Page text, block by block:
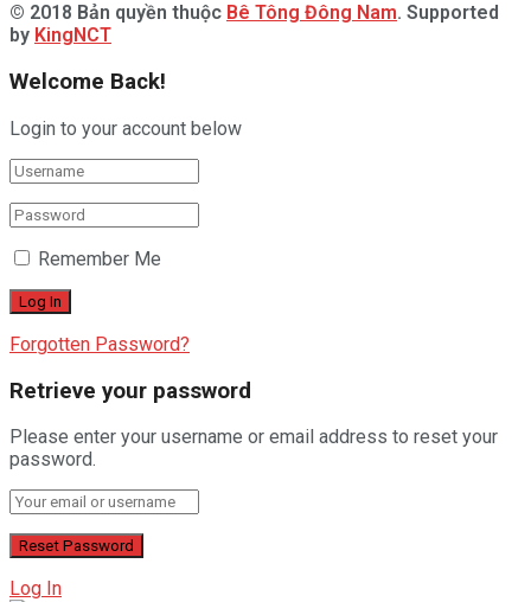
© 2018 Bản quyền thuộc Bê Tông Đông Nam. Supported
by KingNCT
Welcome Back!
Login to your account below
Remember Me
Forgotten Password?
Retrieve your password
Please enter your username or email address to reset your
password.
Log In